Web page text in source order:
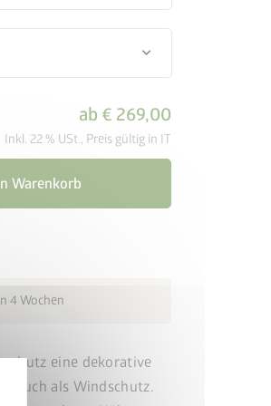
keyboard_arrow_down
ab € 269,00
Inkl. 22 % USt., Preis gültig in IT
Warenkorb
4 Wochen
eine dekorative
auch als Windschutz.